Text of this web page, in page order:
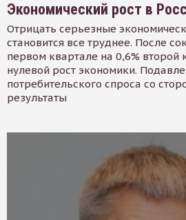
Экономический рост в
Отрицать серьезные
становится все труднее. После
первом квартале на 0,6% второй
нулевой рост экономики.
потребительского спроса со
результаты